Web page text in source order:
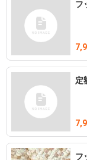
フ
定
フ